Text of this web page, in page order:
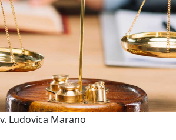
Ludovica Marano